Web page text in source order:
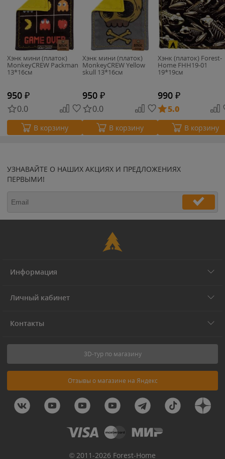
Хэнк мини (платок)
MonkeyCREW Packman
13*16см
950 ₽
0.0
В корзину
Хэнк мини (платок)
MonkeyCREW Yellow
skull 13*16см
950 ₽
0.0
В корзину
Хэнк (платок) Forest-
Home FHH19-01
19*19см
990 ₽
5.0
В корзину
УЗНАВАЙТЕ О НАШИХ АКЦИЯХ И ПРЕДЛОЖЕНИЯХ
ПЕРВЫМИ!
Информация
Личный кабинет
Контакты
3D-тур по магазину
Отзывы о магазине на Яндекс
© 2011-2026 Forest-Home